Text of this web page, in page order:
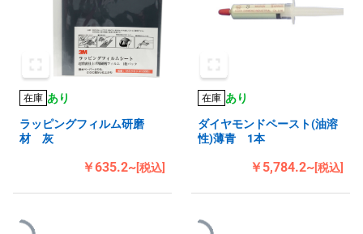
在庫 あり
ラッピングフィルム研磨
材 灰
￥635.2~[税込]
在庫 あり
ダイヤモンドペースト(油溶
性)薄青 1本
￥5,784.2~[税込]